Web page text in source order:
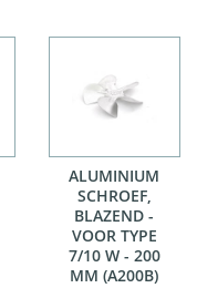
ALUMINIUM
SCHROEF,
BLAZEND -
VOOR TYPE
7/10 W - 200
MM (A200B)